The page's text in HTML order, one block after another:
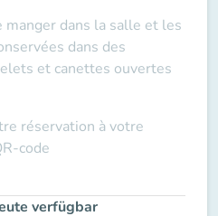
dans la salle et les
dans des
et canettes ouvertes
réservation à votre
code
verfügbar